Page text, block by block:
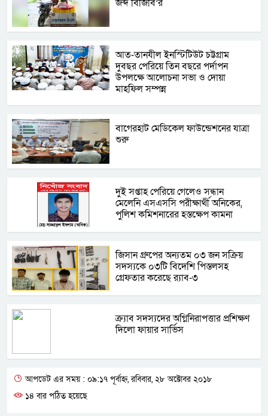
জব্দ বিজিবি’র
আত-তানযীল ইনস্টিটিউট চট্টগ্রাম
দুবছর পেরিয়ে তিন বছরে পর্দাপন
উপলক্ষে আলোচনা সভা ও দোয়া
মাহফিল সম্পন্ন
বাগেরহাট মেডিকেল ফাউন্ডেশনের যাত্রা
শুরু
দু্ই সপ্তাহ পেরিয়ে গেলেও সন্ধান
মেলেনি এসএসসি পরীক্ষার্থী অনিকের,
পুলিশ কমিশনারের হস্তক্ষেপ কামনা
জিসান গ্রুপের অন্যতম ০৩ জন সক্রিয়
সদস্যকে ০৩টি বিদেশি পিস্তলসহ
গ্রেফতার করেছে র‍্যাব-৩
ক্র্যাব সদস্যদের অগ্নিনিরাপত্তার প্রশিক্ষণ
দিলো ফায়ার সার্ভিস
আপডেট এর সময় : ০৯:১৭ পূর্বাহ্ন, রবিবার, ২৮ অক্টোবর ২০১৮
১৪ বার পঠিত হয়েছে